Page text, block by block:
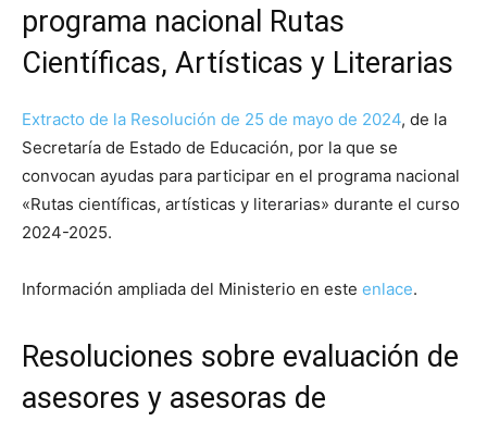
programa nacional Rutas
Científicas, Artísticas y Literarias
Extracto de la Resolución de 25 de mayo de 2024, de la
Secretaría de Estado de Educación, por la que se
convocan ayudas para participar en el programa nacional
«Rutas científicas, artísticas y literarias» durante el curso
2024-2025.
Información ampliada del Ministerio en este enlace.
Resoluciones sobre evaluación de
asesores y asesoras de